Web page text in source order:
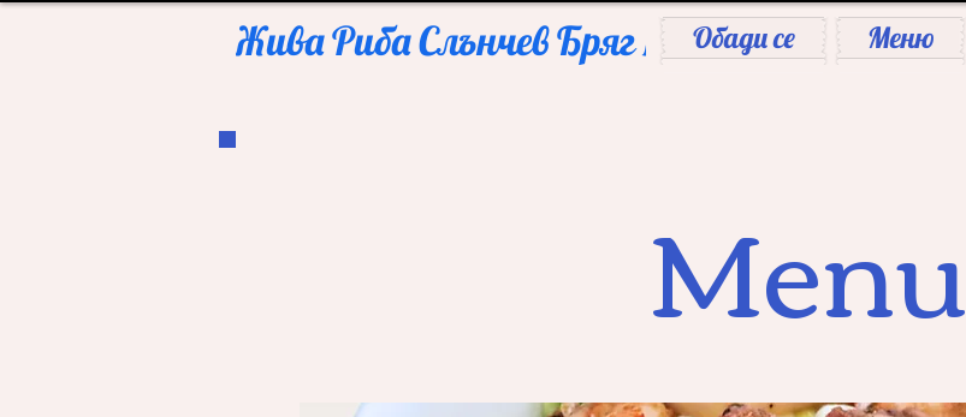
Жива Риба Слънчев Бряг Обади се Меню
Menu